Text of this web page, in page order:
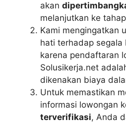
akan
melanjutkan ke
Kami mengingatkan
hati terhadap segala
karena pendaftaran
Solusikerja.net
dikenakan biaya
Untuk memastikan
informasi lowongan
terverifikasi, Anda